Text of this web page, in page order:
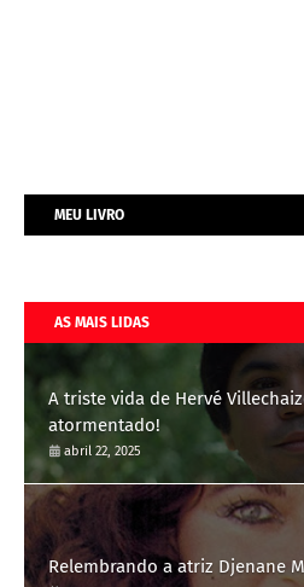
MEU LIVRO
AS MAIS LIDAS
A triste vida de Hervé
atormentado!
abril 22, 2025
Relembrando a atriz Djenane